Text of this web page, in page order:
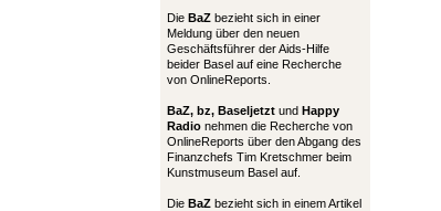
Die BaZ bezieht sich in einer
Meldung über den neuen
Geschäftsführer der Aids-Hilfe
beider Basel auf eine Recherche
von OnlineReports.
BaZ, bz, Baseljetzt und Happy
Radio nehmen die Recherche von
OnlineReports über den Abgang des
Finanzchefs Tim Kretschmer beim
Kunstmuseum Basel auf.
Die BaZ bezieht sich in einem Artikel